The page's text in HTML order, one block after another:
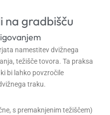
na gradbišču
namestitev dvižnega
težišče tovora. Ta praksa
bi lahko povzročile
traku.
s premaknjenim težiščem)